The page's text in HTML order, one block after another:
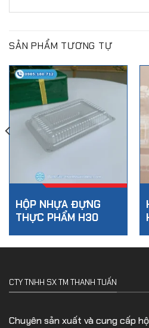
SẢN PHẨM TƯƠNG TỰ
HỘP NHỰA ĐỰNG
THỰC PHẨM H30
CTY TNHH SX TM THANH TUẤN
Chuyên sản xuất và cung cấp